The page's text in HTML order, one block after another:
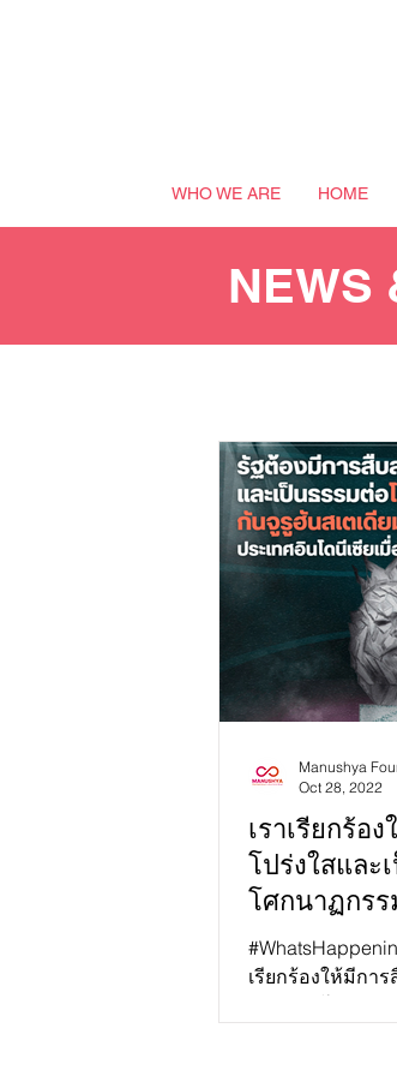
WHO WE ARE HOME
NEWS
เราเรียกร้อ
โปร่งใสและ
โศกนาฏกรร
ม!
เรียกร้องให้มีกา
Manushya
Oct 28, 2022